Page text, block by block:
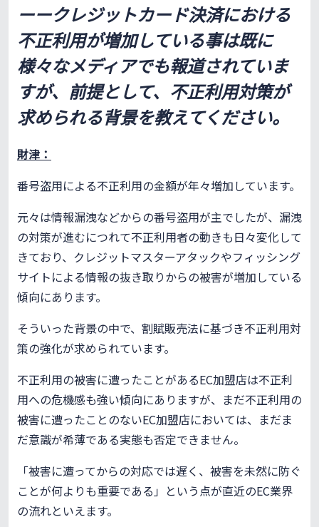
ーークレジットカード決済における
不正利用が増加している事は既に
様々なメディアでも報道されていま
すが、前提として、不正利用対策が
求められる背景を教えてください。
財津：
番号盗用による不正利用の金額が年々増加しています。
元々は情報漏洩などからの番号盗用が主でしたが、漏洩
の対策が進むにつれて不正利用者の動きも日々変化して
きており、クレジットマスターアタックやフィッシング
サイトによる情報の抜き取りからの被害が増加している
傾向にあります。
そういった背景の中で、割賦販売法に基づき不正利用対
策の強化が求められています。
不正利用の被害に遭ったことがあるEC加盟店は不正利
用への危機感も強い傾向にありますが、まだ不正利用の
被害に遭ったことのないEC加盟店においては、まだま
だ意識が希薄である実態も否定できません。
「被害に遭ってからの対応では遅く、被害を未然に防ぐ
ことが何よりも重要である」という点が直近のEC業界
の流れといえます。